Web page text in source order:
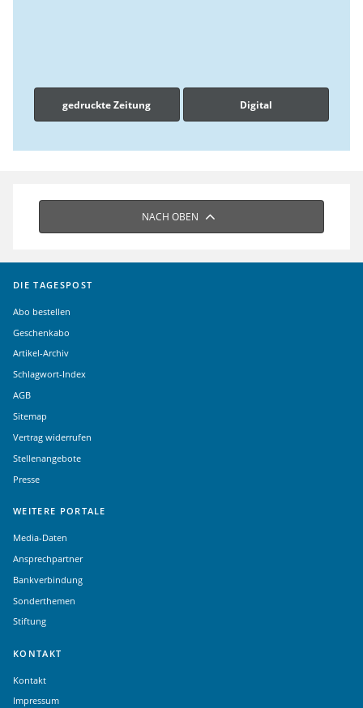
gedruckte Zeitung Digital
NACH OBEN
DIE TAGESPOST
Abo bestellen
Geschenkabo
Artikel-Archiv
Schlagwort-Index
AGB
Sitemap
Vertrag widerrufen
Stellenangebote
Presse
WEITERE PORTALE
Media-Daten
Ansprechpartner
Bankverbindung
Sonderthemen
Stiftung
KONTAKT
Kontakt
Impressum